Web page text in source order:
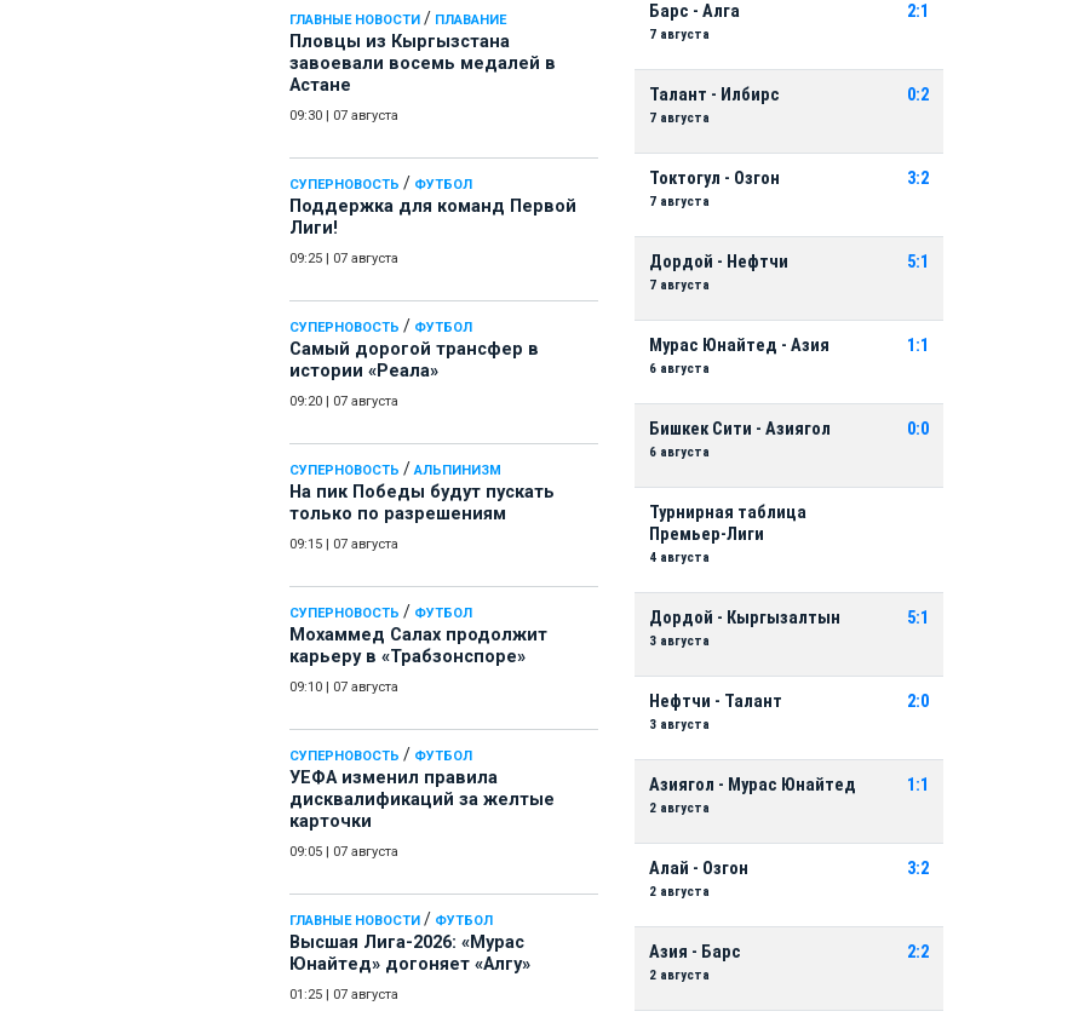
ГЛАВНЫЕ НОВОСТИ / ПЛАВАНИЕ
Пловцы из Кыргызстана
завоевали восемь медалей в
Астане
09:30 07 августа
СУПЕРНОВОСТЬ / ФУТБОЛ
Поддержка для команд Первой
Лиги!
09:25 07 августа
СУПЕРНОВОСТЬ / ФУТБОЛ
Самый дорогой трансфер в
истории «Реала»
09:20 07 августа
СУПЕРНОВОСТЬ / АЛЬПИНИЗМ
На пик Победы будут пускать
только по разрешениям
09:15 07 августа
СУПЕРНОВОСТЬ / ФУТБОЛ
Мохаммед Салах продолжит
карьеру в «Трабзонспоре»
09:10 07 августа
СУПЕРНОВОСТЬ / ФУТБОЛ
УЕФА изменил правила
дисквалификаций за желтые
карточки
09:05 07 августа
ГЛАВНЫЕ НОВОСТИ / ФУТБОЛ
Высшая Лига-2026: «Мурас
Юнайтед» догоняет «Алгу»
01:25 07 августа
Барс - Алга
7 августа
2:1
Талант - Илбирс
7 августа
0:2
Токтогул - Озгон
7 августа
3:2
Дордой - Нефтчи
7 августа
5:1
Мурас Юнайтед - Азия
6 августа
1:1
Бишкек Сити - Азиягол
6 августа
0:0
Турнирная таблица
Премьер-Лиги
4 августа
Дордой - Кыргызалтын
3 августа
5:1
Нефтчи - Талант
3 августа
2:0
Азиягол - Мурас Юнайтед
2 августа
1:1
Алай - Озгон
2 августа
3:2
Азия - Барс
2 августа
2:2